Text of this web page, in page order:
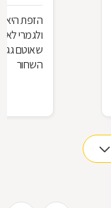
הזפת היא
ולגמרי לא
שאוטם
השחור